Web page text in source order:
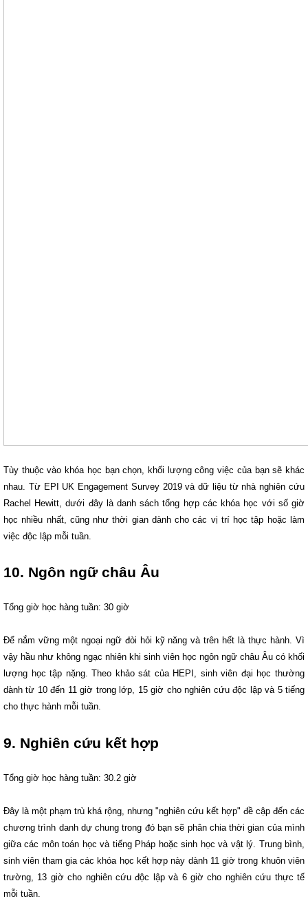
Tùy thuộc vào khóa học bạn chọn, khối lượng công việc của bạn sẽ khác
nhau. Từ EPI UK Engagement Survey 2019 và dữ liệu từ nhà nghiên cứu
Rachel Hewitt, dưới đây là danh sách tổng hợp các khóa học với số giờ
học nhiều nhất, cũng như thời gian dành cho các vị trí học tập hoặc làm
việc độc lập mỗi tuần.
10. Ngôn ngữ châu Âu
Tổng giờ học hàng tuần: 30 giờ
Để nắm vững một ngoại ngữ đòi hỏi kỹ năng và trên hết là thực hành. Vì
vậy hầu như không ngạc nhiên khi sinh viên học ngôn ngữ châu Âu có khối
lượng học tập nặng. Theo khảo sát của HEPI, sinh viên đại học thường
dành từ 10 đến 11 giờ trong lớp, 15 giờ cho nghiên cứu độc lập và 5 tiếng
cho thực hành mỗi tuần.
9. Nghiên cứu kết hợp
Tổng giờ học hàng tuần: 30.2 giờ
Đây là một phạm trù khá rộng, nhưng "nghiên cứu kết hợp" đề cập đến các
chương trình danh dự chung trong đó bạn sẽ phân chia thời gian của mình
giữa các môn toán học và tiếng Pháp hoặc sinh học và vật lý. Trung bình,
sinh viên tham gia các khóa học kết hợp này dành 11 giờ trong khuôn viên
trường, 13 giờ cho nghiên cứu độc lập và 6 giờ cho nghiên cứu thực tế
mỗi tuần.